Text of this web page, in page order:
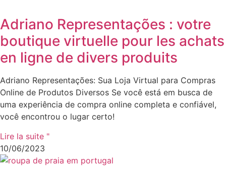
Adriano Representações : votre
boutique virtuelle pour les achats
en ligne de divers produits
Adriano Representações: Sua Loja Virtual para Compras
Online de Produtos Diversos Se você está em busca de
uma experiência de compra online completa e confiável,
você encontrou o lugar certo!
Lire la suite "
10/06/2023